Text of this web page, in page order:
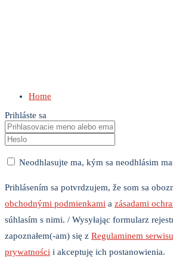
Home
Prihláste sa
Neodhlasujte ma, kým sa neodhlásim
Prihlásením sa potvrdzujem, že som sa
obchodnými podmienkami a zásadami
súhlasím s nimi. / Wysyłając formularz
zapoznałem(-am) się z Regulaminem serwisu
prywatności i akceptuję ich postanowienia.